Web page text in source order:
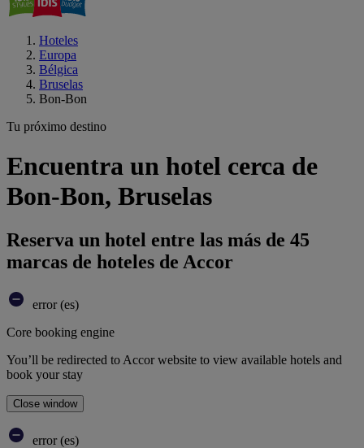
Hoteles
Europa
Bélgica
Bruselas
Bon-Bon
Tu próximo destino
Encuentra un hotel cerca de
Bon-Bon, Bruselas
Reserva un hotel entre las más de 45
marcas de hoteles de Accor
error (es)
Core booking engine
You’ll be redirected to Accor website to view available hotels and
book your stay
Close window
error (es)